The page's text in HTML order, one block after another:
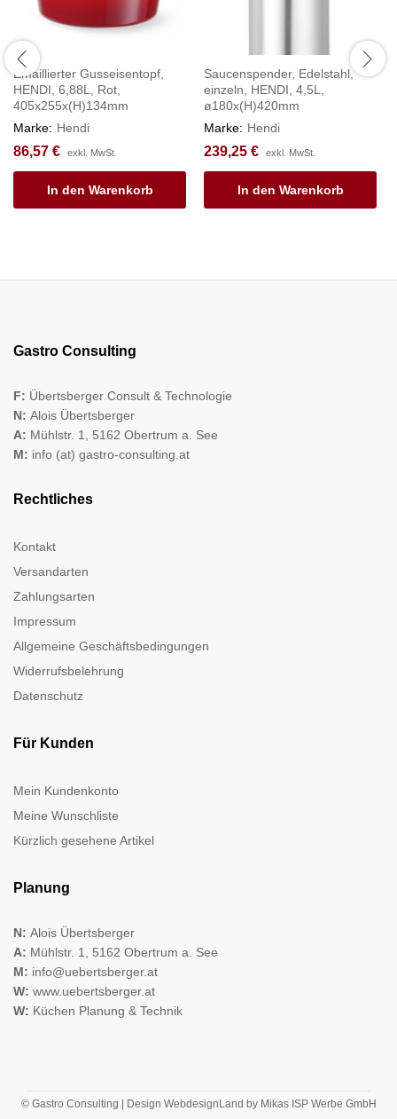
Emaillierter Gusseisentopf,
HENDI, 6,88L, Rot,
405x255x(H)134mm
Marke: Hendi
86,57 € exkl. MwSt.
In den Warenkorb
Saucenspender, Edelstahl,
einzeln, HENDI, 4,5L,
ø180x(H)420mm
Marke: Hendi
239,25 € exkl. MwSt.
In den Warenkorb
Gastro Consulting
F: Übertsberger Consult & Technologie
N: Alois Übertsberger
A: Mühlstr. 1, 5162 Obertrum a. See
M: info (at) gastro-consulting.at
Rechtliches
Kontakt
Versandarten
Zahlungsarten
Impressum
Allgemeine Geschäftsbedingungen
Widerrufsbelehrung
Datenschutz
Für Kunden
Mein Kundenkonto
Meine Wunschliste
Kürzlich gesehene Artikel
Planung
N: Alois Übertsberger
A: Mühlstr. 1, 5162 Obertrum a. See
M: info@uebertsberger.at
W: www.uebertsberger.at
W: Küchen Planung & Technik
© Gastro Consulting | Design WebdesignLand by Mikas ISP Werbe GmbH